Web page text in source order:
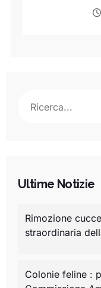
Ultime Notizie
Rimozione
straordinaria
Colonie feline :